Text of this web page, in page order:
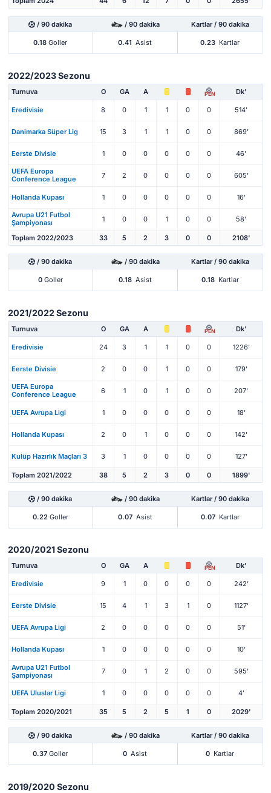
/ 90 dakika / 90 dakika Kartlar / 90 dakika
0.18 Goller 0.41 Asist 0.23 Kartlar
2022/2023 Sezonu
Turnuva O GA A PEN Dk'
Eredivisie 8 0 1 1 0 0 514'
Danimarka Süper Lig 15 3 1 1 0 0 869'
Eerste Divisie 1 0 0 0 0 0 46'
UEFA Europa
Conference League
7 2 0 0 0 0 605'
Hollanda Kupası 1 0 0 0 0 0 16'
Avrupa U21 Futbol
Şampiyonası
1 0 0 1 0 0 58'
Toplam 2022/2023 33 5 2 3 0 0 2108'
/ 90 dakika / 90 dakika Kartlar / 90 dakika
0Goller 0.18 Asist 0.18 Kartlar
2021/2022 Sezonu
Turnuva O GA A PEN Dk'
Eredivisie 24 3 1 1 0 0 1226'
Eerste Divisie 2 0 0 1 0 0 179'
UEFA Europa
Conference League
6 1 0 1 0 0 207'
UEFA Avrupa Ligi 1 0 0 0 0 0 18'
Hollanda Kupası 2 0 1 0 0 0 142'
Kulüp Hazırlık Maçları 3 3 1 0 0 0 0 127'
Toplam 2021/2022 38 5 2 3 0 0 1899'
/ 90 dakika / 90 dakika Kartlar / 90 dakika
0.22 Goller 0.07 Asist 0.07 Kartlar
2020/2021 Sezonu
Turnuva O GA A PEN Dk'
Eredivisie 9 1 0 0 0 0 242'
Eerste Divisie 15 4 1 3 1 0 1127'
UEFA Avrupa Ligi 2 0 0 0 0 0 51'
Hollanda Kupası 1 0 0 0 0 0 10'
Avrupa U21 Futbol
Şampiyonası
7 0 1 2 0 0 595'
UEFA Uluslar Ligi 1 0 0 0 0 0 4'
Toplam 2020/2021 35 5 2 5 1 0 2029'
/ 90 dakika / 90 dakika Kartlar / 90 dakika
0.37 Goller 0 Asist 0 Kartlar
2019/2020 Sezonu